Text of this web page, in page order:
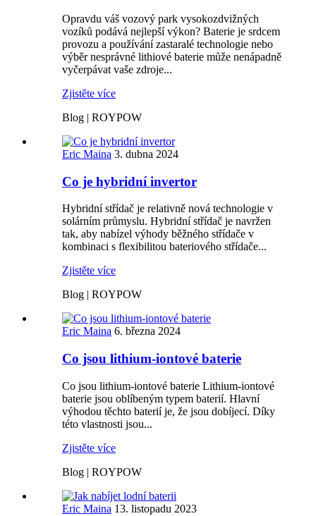
Opravdu váš vozový park vysokozdvižných
vozíků podává nejlepší výkon? Baterie je srdcem
provozu a používání zastaralé technologie nebo
výběr nesprávné lithiové baterie může nenápadně
vyčerpávat vaše zdroje...
Zjistěte více
Blog | ROYPOW
Eric Maina 3. dubna 2024
Co je hybridní invertor
Hybridní střídač je relativně nová technologie v
solárním průmyslu. Hybridní střídač je navržen
tak, aby nabízel výhody běžného střídače v
kombinaci s flexibilitou bateriového střídače...
Zjistěte více
Blog | ROYPOW
Eric Maina 6. března 2024
Co jsou lithium-iontové baterie
Co jsou lithium-iontové baterie Lithium-iontové
baterie jsou oblíbeným typem baterií. Hlavní
výhodou těchto baterií je, že jsou dobíjecí. Díky
této vlastnosti jsou...
Zjistěte více
Blog | ROYPOW
Eric Maina 13. listopadu 2023